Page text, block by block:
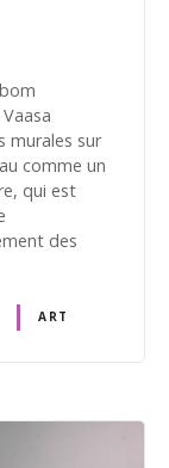
murales sur
comme un
qui est
des
ART